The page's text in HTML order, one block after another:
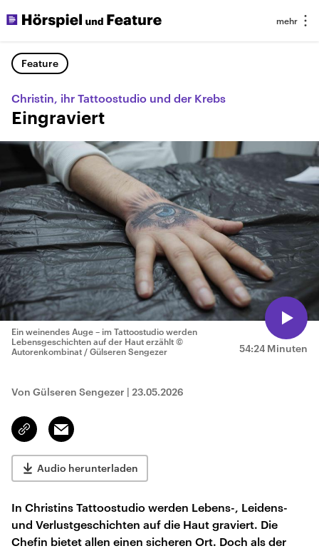
Feature
Christin, ihr Tattoostudio und der Krebs
Eingraviert
54:24 Minuten
Ein weinendes Auge – im Tattoostudio werden
Lebensgeschichten auf der Haut erzählt ©
Autorenkombinat / Gülseren Sengezer
Von Gülseren Sengezer | 23.05.2026
Link
kopieren/teilen
Email
Audio herunterladen
In Christins Tattoostudio werden Lebens-, Leidens-
und Verlustgeschichten auf die Haut graviert. Die
Chefin bietet allen einen sicheren Ort. Doch als der